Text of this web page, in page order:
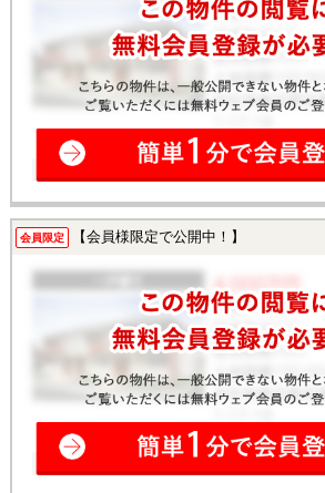
会員限定 【会員様限定で公開中！】